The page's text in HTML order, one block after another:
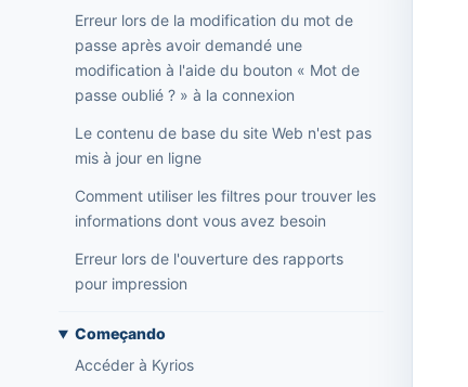
Erreur lors de la modification du mot de
passe après avoir demandé une
modification à l'aide du bouton « Mot de
passe oublié ? » à la connexion
Le contenu de base du site Web n'est pas
mis à jour en ligne
Comment utiliser les filtres pour trouver les
informations dont vous avez besoin
Erreur lors de l'ouverture des rapports
pour impression
Começando
Accéder à Kyrios